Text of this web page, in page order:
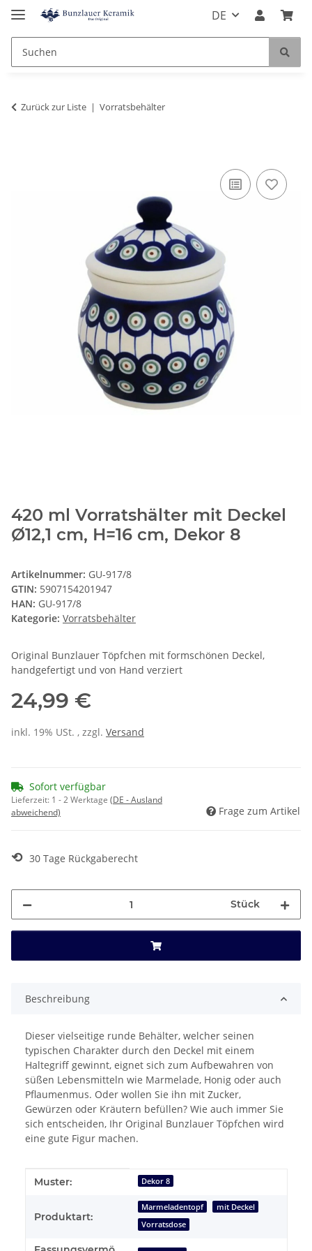
DE
Zurück zur Liste Vorratsbehälter
420 ml Vorratshälter mit Deckel
Ø12,1 cm, H=16 cm, Dekor 8
Artikelnummer: GU-917/8
GTIN: 5907154201947
HAN: GU-917/8
Kategorie: Vorratsbehälter
Original Bunzlauer Töpfchen mit formschönen Deckel,
handgefertigt und von Hand verziert
24,99 €
inkl. 19% USt. , zzgl. Versand
Sofort verfügbar
Lieferzeit: 1 - 2 Werktage (DE - Ausland
abweichend)
Frage zum Artikel
⟲ 30 Tage Rückgaberecht
Stück
Beschreibung
Dieser vielseitige runde Behälter, welcher seinen
typischen Charakter durch den Deckel mit einem
Haltegriff gewinnt, eignet sich zum Aufbewahren von
süßen Lebensmitteln wie Marmelade, Honig oder auch
Pflaumenmus. Oder wollen Sie ihn mit Zucker,
Gewürzen oder Kräutern befüllen? Wie auch immer Sie
sich entscheiden, Ihr Original Bunzlauer Töpfchen wird
eine gute Figur machen.
Produkteigenschaft
Wert
Muster: Dekor 8
Produktart:
Marmeladentopf
mit Deckel
Vorratsdose